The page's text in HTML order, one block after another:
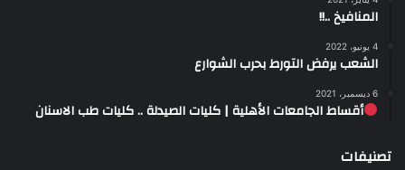
المنافيخ ..!!
4 يونيو، 2022
الشعب يرفض التورط بحرب الشوارع
6 ديسمبر، 2021
أقساط الجامعات الأهلية | كليات الصيدلة .. كليات طب الاسنان
تصنيفات